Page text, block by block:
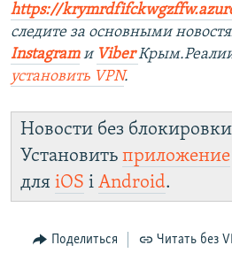
https://
следите за основными
Instagram и Viber
установить VPN.
Новости без
Установить приложение
для iOS і Android.
Поделиться Читать без